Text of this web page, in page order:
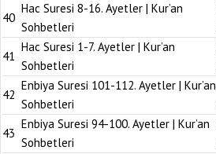
40
Hac Suresi 8-16. Ayetler | Kur’an
Sohbetleri
41
Hac Suresi 1-7. Ayetler | Kur’an
Sohbetleri
42
Enbiya Suresi 101-112. Ayetler | Kur’an
Sohbetleri
43
Enbiya Suresi 94-100. Ayetler | Kur’an
Sohbetleri